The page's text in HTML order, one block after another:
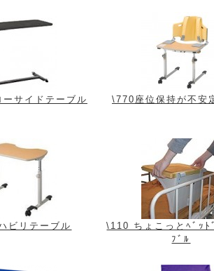
サイドテーブル \770座位保持が不安
ビリテーブル
\110 ちょこっとﾍﾞｯ
ﾌﾞﾙ